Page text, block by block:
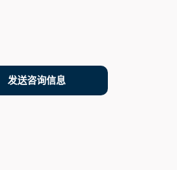
发送咨询信息